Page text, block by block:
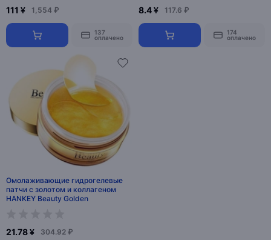
111 ¥ 1,554 ₽
137
оплачено
8.4 ¥ 117.6 ₽
174
оплачено
Омолаживающие гидрогелевые
патчи с золотом и коллагеном
HANKEY Beauty Golden
21.78 ¥ 304.92 ₽